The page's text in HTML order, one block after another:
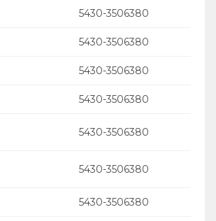
5430-3506380
5430-3506380
5430-3506380
5430-3506380
5430-3506380
5430-3506380
5430-3506380